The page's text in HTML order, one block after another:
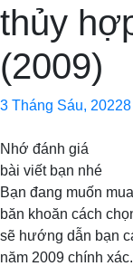
thủy
(2009)
3 Tháng Sáu, 2022
Nhớ đánh giá
bài viết bạn nhé
Bạn đang muốn mua
băn khoăn cách
sẽ hướng dẫn bạn
năm 2009 chính